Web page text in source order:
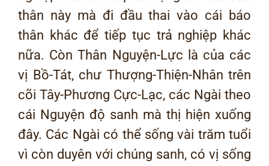
thân này mà đi đầu thai vào cái báo
thân khác để tiếp tục trả nghiệp khác
nữa. Còn Thân Nguyện-Lực là của các
vị Bồ-Tát, chư Thượng-Thiện-Nhân trên
cõi Tây-Phương Cực-Lạc, các Ngài theo
cái Nguyện độ sanh mà thị hiện xuống
đây. Các Ngài có thể sống vài trăm tuổi
vì còn duyên với chúng sanh, có vị sống